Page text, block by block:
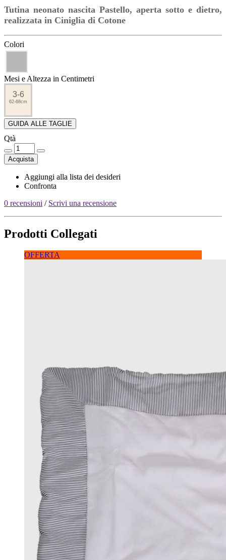
Tutina neonato nascita Pastello, aperta sotto e dietro,
realizzata in Ciniglia di Cotone
Colori
Mesi e Altezza in Centimetri
3-6
62-68cm
GUIDA ALLE TAGLIE
Qtà
Acquista
Aggiungi alla lista dei desideri
Confronta
0 recensioni / Scrivi una recensione
Prodotti Collegati
OFFERTA